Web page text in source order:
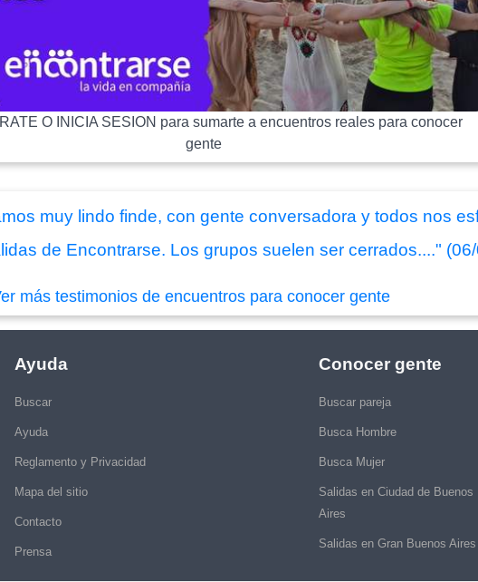
O INICIA SESION para sumarte a encuentros reales para conocer
gente
muy lindo finde, con gente conversadora y todos nos
de Encontrarse. Los grupos suelen ser cerrados...."
más testimonios de encuentros para conocer gente
Ayuda
Buscar
Ayuda
Reglamento y Privacidad
Mapa del sitio
Contacto
Prensa
Conocer gente
Buscar pareja
Busca Hombre
Busca Mujer
Salidas en Ciudad de Buenos
Aires
Salidas en Gran Buenos Aires